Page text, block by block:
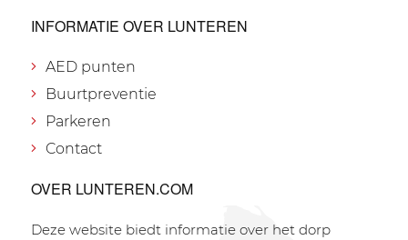
INFORMATIE OVER LUNTEREN
AED punten
Buurtpreventie
Parkeren
Contact
OVER LUNTEREN.COM
Deze website biedt informatie over het dorp